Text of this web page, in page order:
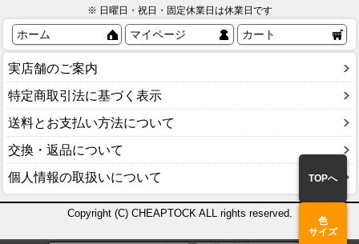
※ 日曜日・祝日・固定休業日は休業日です
TOPへ
色
サイズ
ホーム マイページ カート
実店舗のご案内
特定商取引法に基づく表示
送料とお支払い方法について
交換・返品について
個人情報の取扱いについて
Copyright (C) CHEAPTOCK ALL rights reserved.